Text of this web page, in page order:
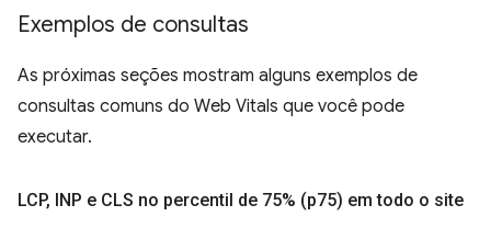
Exemplos de consultas
As próximas seções mostram alguns exemplos de
consultas comuns do Web Vitals que você pode
executar.
LCP, INP e CLS no percentil de 75% (p75) em todo o site